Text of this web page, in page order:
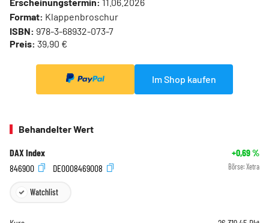
Format: Klappenbroschur
ISBN: 978-3-68932-073-7
Preis: 39,90 €
Im Shop kaufen
Behandelter Wert
DAX Index +0,69%
846900
DE0008469008 Börse: Xetra
Watchlist